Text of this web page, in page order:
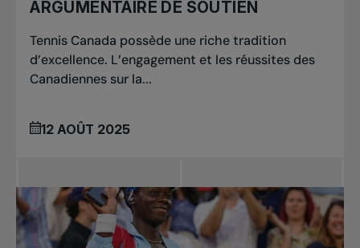
ARGUMENTAIRE DE SOUTIEN
Tennis Canada possède une riche tradition
d’excellence. L’engagement et les réussites des
Canadiennes sur la...
12 AOÛT 2025